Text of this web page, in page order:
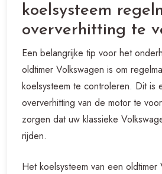
koelsysteem
oververhitting te
Een belangrijke tip voor het
oldtimer Volkswagen is om
koelsysteem te controleren. Dit is
oververhitting van de motor te
zorgen dat uw klassieke
rijden.
Het koelsysteem van een oldtimer